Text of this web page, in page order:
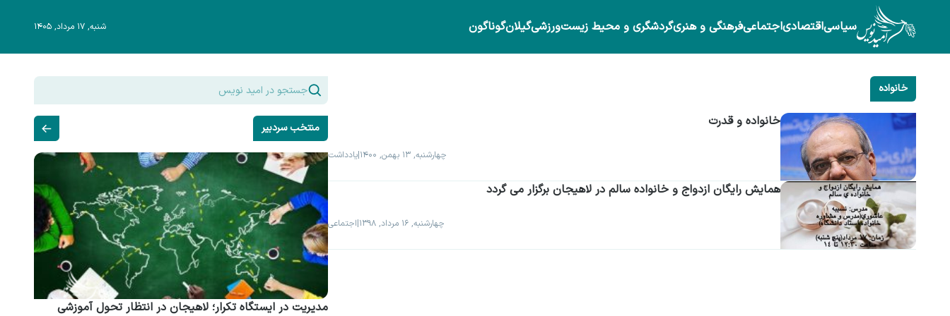
سیاسیاقتصادیاجتماعیفرهنگی و هنریگردشگری و محیط زیستورزشیگیلانگوناگون شنبه, ۱۷ مرداد, ۱۴۰۵
خانواده
خانواده و قدرت
چهارشنبه, ۱۳ بهمن, ۱۴۰۰ |یادداشت
همایش رایگان ازدواج و خانواده سالم در لاهیجان برگزار می گردد
چهارشنبه, ۱۶ مرداد, ۱۳۹۸ |اجتماعی
منتخب سردبیر
مدیریت در ایستگاه تکرار؛ لاهیجان در انتظار تحول آموزشی